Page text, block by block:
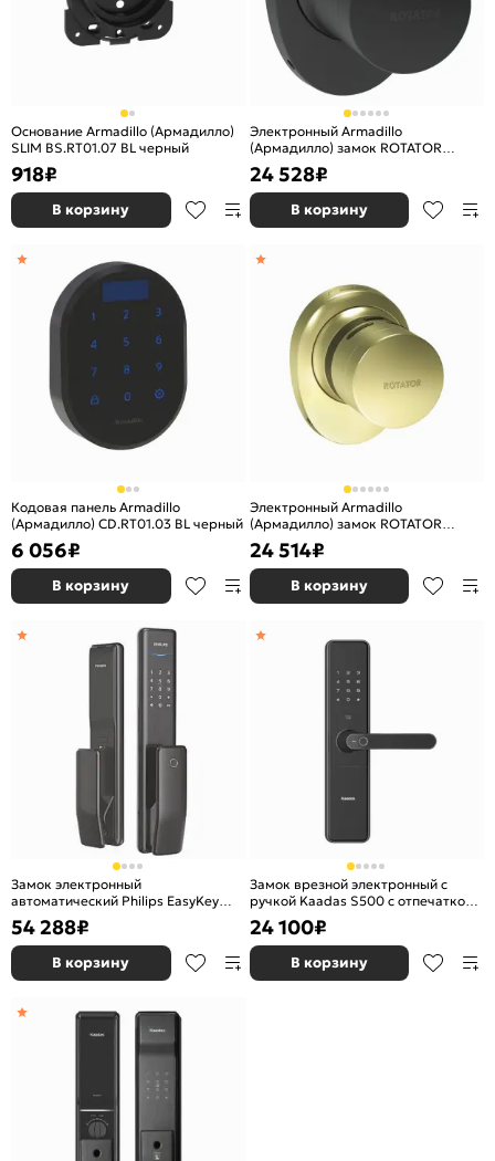
Основание Armadillo (Армадилло)
SLIM BS.RT01.07 BL черный
918₽
В корзину
Электронный Armadillo
(Армадилло) замок ROTATOR
EL.RT01.01 BL черный
24 528₽
В корзину
Кодовая панель Armadillo
(Армадилло) CD.RT01.03 BL черный
6 056₽
В корзину
Электронный Armadillo
(Армадилло) замок ROTATOR
EL.RT01.01 SG матовое золото
24 514₽
В корзину
Замок электронный
автоматический Philips EasyKey
Alpha Чёрный
54 288₽
В корзину
Замок врезной электронный с
ручкой Kaadas S500 с отпечатком
пальца, черный
24 100₽
В корзину